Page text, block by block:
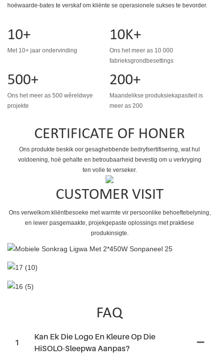
hoëwaarde-bates te verskaf om kliënte se operasionele sukses te bevorder.
10+
Met 10+ jaar ondervinding
10K+
Ons het meer as 10 000
fabrieksgrondbesettings
500+
Ons het meer as 500 wêreldwye
projekte
200+
Maandelikse produksiekapasiteit is
meer as 200
CERTIFICATE OF HONER
Ons produkte beskik oor gesaghebbende bedryfsertifisering, wat hul
voldoening, hoë gehalte en betroubaarheid bevestig om u verkryging
ten volle te verseker.
CUSTOMER VISIT
Ons verwelkom kliëntbesoeke met warmte vir persoonlike behoeftebelyning,
en lewer pasgemaakte, projekgepaste oplossings met praktiese
produkinsigte.
FAQ
1
Kan Ek Die Logo En Kleure Op Die
HiSOLO-Sleepwa Aanpas?